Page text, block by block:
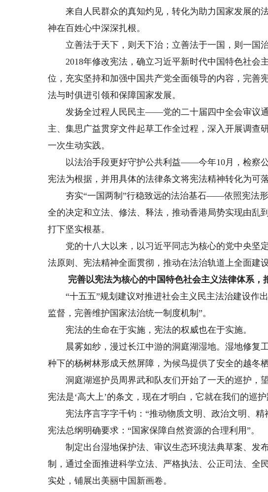
来自人民群众的真知灼见，转化为助力国家发展的
神在百姓心中深深扎根。
立善法于天下，则天下治；立善法于一国，则一国治
2018年修改宪法，确立习近平新时代中国特色社会
位，充实坚持和加强中国共产党全面领导的内容，完善
法与时俱进引领和保障国家发展。
发扬全过程人民民主——党的二十届四中全会审议通
主、集思广益贯穿文件起草工作全过程，深入开展调查
一次生动实践。
以法治手段更好守护公共利益——今年10月，检察公
宪法为根据，并用具体的法律条文将宪法精神转化为可
夯实“一国两制”行稳致远的法治基石——依照宪法形
全的决定和立法、修法、释法，推动香港局势实现由乱
打下坚实根基。
党的十八大以来，以习近平同志为核心的党中央坚
法原则、宪法精神全面贯彻，推动在法治轨道上全面建
完善以宪法为核心的中国特色社会主义法律体系
“十五五”规划建议对推进社会主义民主法治建设作
监督，完善维护国家法治统一制度机制”。
宪法的生命在于实施，宪法的权威也在于实施。
晨雾如纱，漫过长江中游的洞庭湖湿地。湿地修复工
种下的杨树林形成天然屏障，为候鸟提供了安全的越冬栖
洞庭湖巡护员周界武和队友们开始了一天的巡护，
宪法是‘高大上’的条文，现在才明白，它就在我们的巡
宪法序言字字千钧：“推动物质文明、政治文明、精
宪法总纲明确要求：“国家保障自然资源的合理利用”。
制定出台湿地保护法、审议生态环境法典草案、发
制，通过全面推进科学立法、严格执法、公正司法、全
实处，铺展出美丽中国新画卷。